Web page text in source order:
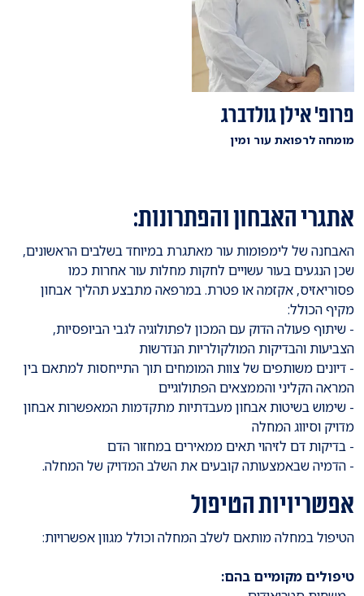
פרופ' אילן גולדברג
מומחה לרפואת עור ומין
אתגרי האבחון והפתרונות:
האבחנה של לימפומות עור מאתגרת במיוחד בשלבים הראשונים,
שכן הנגעים בעור עשויים לחקות מחלות עור אחרות כמו
פסוריאזיס, אקזמה או פטרת. במרפאה מתבצע תהליך אבחון
מקיף הכולל:
- שיתוף פעולה הדוק עם המכון לפתולוגיה לגבי הביופסיות,
הצביעות והבדיקות המולקולריות הנדרשות
- דיונים משותפים של צוות המומחים תוך התייחסות למתאם בין
המראה הקליני והממצאים הפתולוגיים
- שימוש בשיטות אבחון מעבדתיות מתקדמות המאפשרות אבחון
מדויק וסיווג המחלה
- בדיקות דם לזיהוי תאים ממאירים במחזור הדם
- הדמיה שבאמצעותה קובעים את השלב המדויק של המחלה.
אפשריויות הטיפול
הטיפול במחלה מותאם לשלב המחלה וכולל מגוון אפשרויות:
טיפולים מקומיים בהם: